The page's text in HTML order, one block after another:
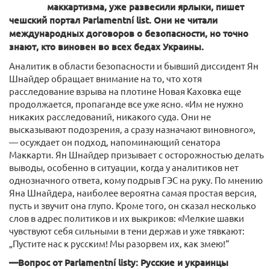
маккартизма, уже развесили ярлыки, пишет
чешский портал Parlamentní list. Они не читали
международных договоров о безопасности, но точно
знают, кто виновен во всех бедах Украины.
Аналитик в области безопасности и бывший диссидент Ян
Шнайдер обращает внимание на то, что хотя
расследование взрыва на плотине Новая Каховка еще
продолжается, пропаганде все уже ясно. «Им не нужно
никаких расследований, никакого суда. Они не
высказывают подозрения, а сразу назначают виновного»,
— осуждает он подход, напоминающий сенатора
Маккарти. Ян Шнайдер призывает с осторожностью делать
выводы, особенно в ситуации, когда у аналитиков нет
однозначного ответа, кому подрыв ГЭС на руку. По мнению
Яна Шнайдера, наиболее вероятна самая простая версия,
пусть и звучит она глупо. Кроме того, он сказал несколько
слов в адрес политиков и их выкриков: «Мелкие шавки
чувствуют себя сильными в тени держав и уже тявкают:
„Пустите нас к русским! Мы разорвем их, как змею!“
—Вопрос от Parlamentní listy: Русские и украинцы